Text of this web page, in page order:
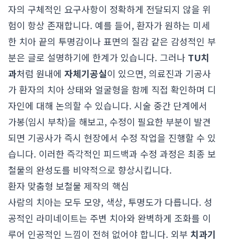
자의 구체적인 요구사항이 정확하게 전달되지 않을 위
험이 항상 존재합니다. 예를 들어, 환자가 원하는 미세
한 치아 끝의 투명감이나 표면의 질감 같은 감성적인 부
분은 글로 설명하기에 한계가 있습니다. 그러나 TU치
과처럼 원내에 자체기공실이 있으면, 의료진과 기공사
가 환자의 치아 상태와 얼굴형을 함께 직접 확인하며 디
자인에 대해 논의할 수 있습니다. 시술 중간 단계에서
가봉(임시 부착)을 해보고, 수정이 필요한 부분이 발견
되면 기공사가 즉시 현장에서 수정 작업을 진행할 수 있
습니다. 이러한 즉각적인 피드백과 수정 과정은 최종 보
철물의 완성도를 비약적으로 향상시킵니다.
환자 맞춤형 보철물 제작의 핵심
사람의 치아는 모두 모양, 색상, 투명도가 다릅니다. 성
공적인 라미네이트는 주변 치아와 완벽하게 조화를 이
루어 인공적인 느낌이 전혀 없어야 합니다. 외부 치과기